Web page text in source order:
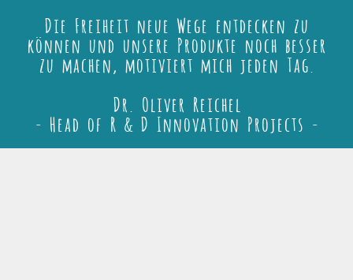
Die Freiheit neue Wege entdecken zu
können und unsere Produkte noch besser
zu machen, motiviert mich jeden Tag.
Dr. Oliver Reichel
- Head of R & D Innovation Projects -